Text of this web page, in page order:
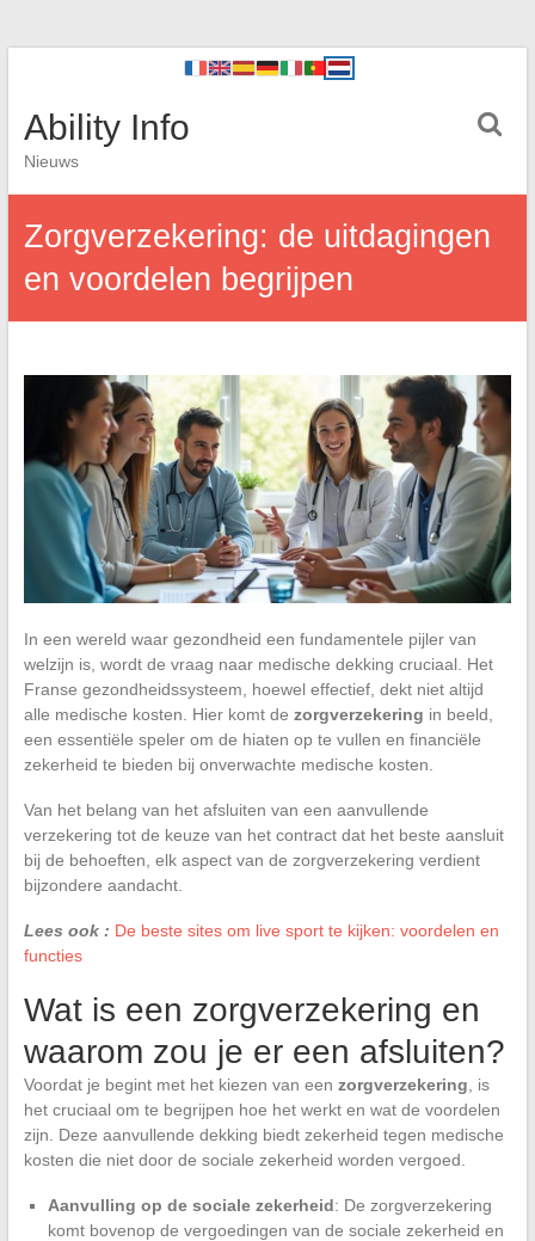
Ability Info
Nieuws
Zorgverzekering: de uitdagingen
en voordelen begrijpen
In een wereld waar gezondheid een fundamentele pijler van
welzijn is, wordt de vraag naar medische dekking cruciaal. Het
Franse gezondheidssysteem, hoewel effectief, dekt niet altijd
alle medische kosten. Hier komt de zorgverzekering in beeld,
een essentiële speler om de hiaten op te vullen en financiële
zekerheid te bieden bij onverwachte medische kosten.
Van het belang van het afsluiten van een aanvullende
verzekering tot de keuze van het contract dat het beste aansluit
bij de behoeften, elk aspect van de zorgverzekering verdient
bijzondere aandacht.
Lees ook : De beste sites om live sport te kijken: voordelen en
functies
Wat is een zorgverzekering en
waarom zou je er een afsluiten?
Voordat je begint met het kiezen van een zorgverzekering , is
het cruciaal om te begrijpen hoe het werkt en wat de voordelen
zijn. Deze aanvullende dekking biedt zekerheid tegen medische
kosten die niet door de sociale zekerheid worden vergoed.
Aanvulling op de sociale zekerheid: De zorgverzekering
komt bovenop de vergoedingen van de sociale zekerheid en